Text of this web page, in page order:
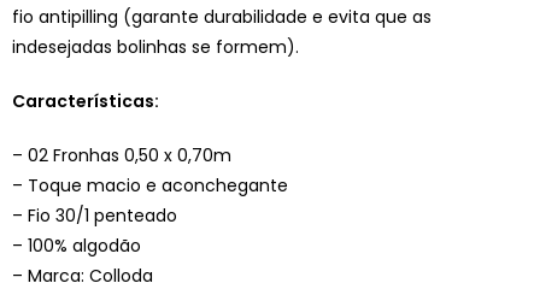
fio antipilling (garante durabilidade e evita que as
indesejadas bolinhas se formem).
Características:
– 02 Fronhas 0,50 x 0,70m
– Toque macio e aconchegante
– Fio 30/1 penteado
– 100% algodão
– Marca: Colloda